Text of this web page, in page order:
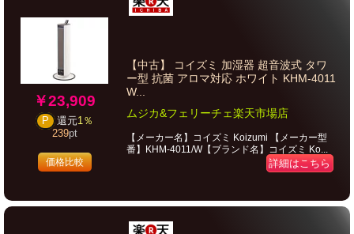
￥23,909
P 還元1％
239pt
価格比較
【中古】 コイズミ 加湿器 超音波式 タワ
ー型 抗菌 アロマ対応 ホワイト KHM-4011
W...
ムジカ&フェリーチェ楽天市場店
【メーカー名】コイズミ Koizumi 【メーカー型
番】KHM-4011/W【ブランド名】コイズミ Ko...
詳細はこちら